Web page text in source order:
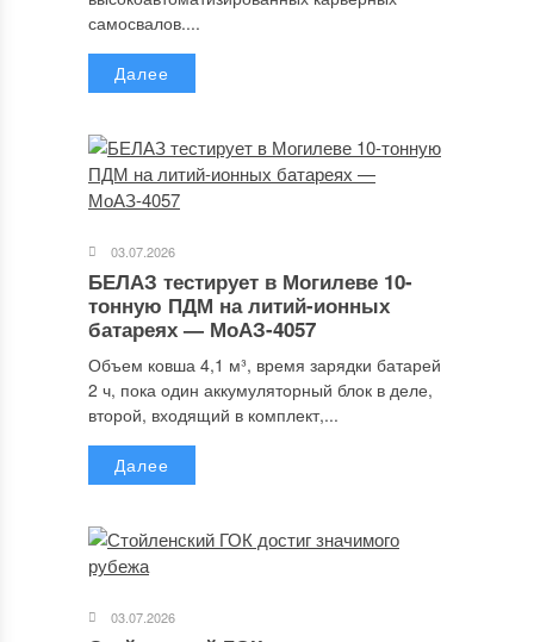
самосвалов....
Далее
03.07.2026
БЕЛАЗ тестирует в Могилеве 10-
тонную ПДМ на литий-ионных
батареях — МоАЗ-4057
Объем ковша 4,1 м³, время зарядки батарей
2 ч, пока один аккумуляторный блок в деле,
второй, входящий в комплект,...
Далее
03.07.2026